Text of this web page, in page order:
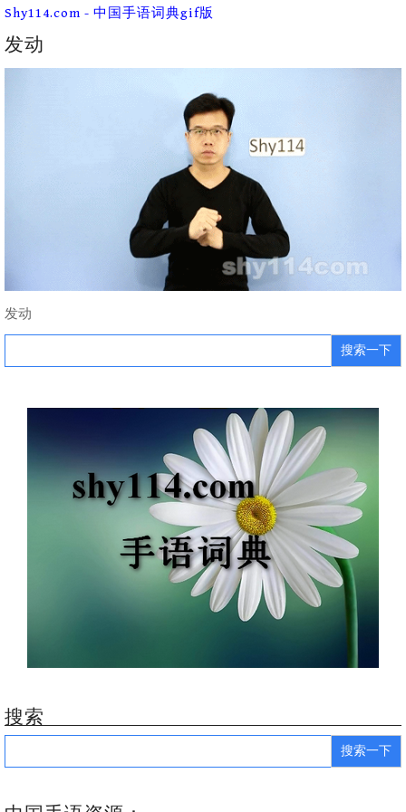
Skip
content
Shy114.com - 中国手语词典gif版
发动
发动
Search
搜索
Search